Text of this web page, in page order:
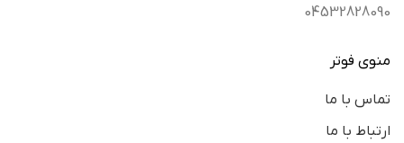
04532828090
منوی فوتر
تماس با ما
ارتباط با ما